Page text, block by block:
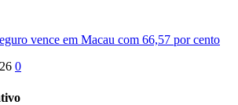
vence em Macau com 66,57 por cento
0